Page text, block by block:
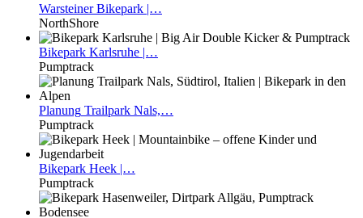
WarsteinerBikepark |…
NorthShore
Bikepark Karlsruhe |…
Pumptrack
Planung Trailpark Nals,…
Pumptrack
Bikepark Heek |…
Pumptrack